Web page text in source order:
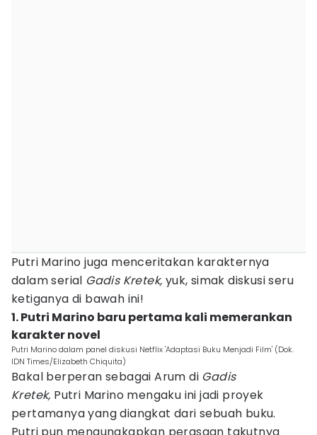
Putri Marino juga menceritakan karakternya
dalam serial Gadis Kretek, yuk, simak diskusi seru
ketiganya di bawah ini!
1. Putri Marino baru pertama kali memerankan
karakter novel
Putri Marino dalam panel diskusi Netflix 'Adaptasi Buku Menjadi Film' (Dok.
IDN Times/Elizabeth Chiquita)
Bakal berperan sebagai Arum di Gadis
Kretek, Putri Marino mengaku ini jadi proyek
pertamanya yang diangkat dari sebuah buku.